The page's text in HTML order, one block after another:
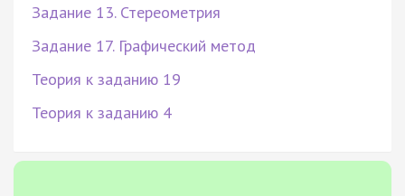
Задание 13. Стереометрия
Задание 17. Графический метод
Теория к заданию 19
Теория к заданию 4